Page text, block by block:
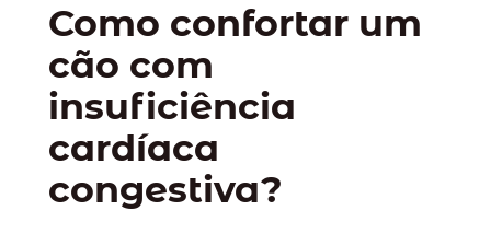
Como confortar um
cão com
insuficiência
cardíaca
congestiva?